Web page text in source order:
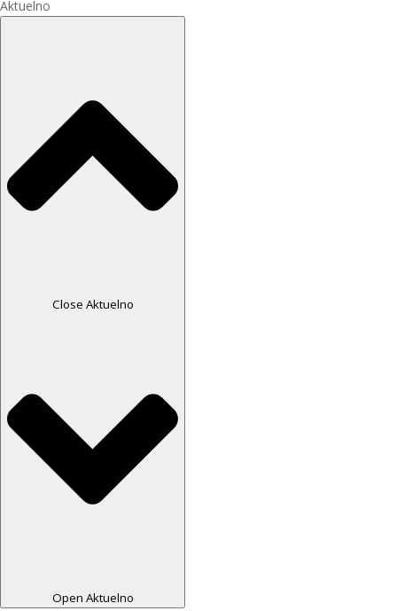
Aktuelno
Close Aktuelno
Open Aktuelno